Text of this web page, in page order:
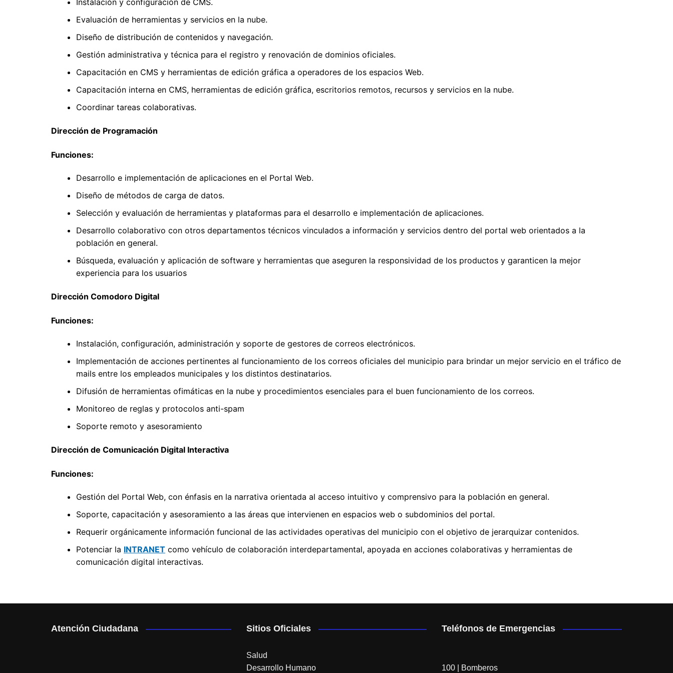
Molestos
Defensa del Consumidor
EnCoSep
Guardia Ambiental
Reclamos Licencia Nacional
de Conducir Profesional
Instalación y configuración de CMS.
Evaluación de herramientas y servicios en la nube.
Diseño de distribución de contenidos y navegación.
Gestión administrativa y técnica para el registro y renovación de dominios oficiales.
Capacitación en CMS y herramientas de edición gráfica a operadores de los espacios Web.
Capacitación interna en CMS, herramientas de edición gráfica, escritorios remotos, recursos y servicios en la nube.
Coordinar tareas colaborativas.
Dirección de Programación
Funciones:
Desarrollo e implementación de aplicaciones en el Portal Web.
Diseño de métodos de carga de datos.
Selección y evaluación de herramientas y plataformas para el desarrollo e implementación de aplicaciones.
Desarrollo colaborativo con otros departamentos técnicos vinculados a información y servicios dentro del portal web orientados a la
población en general.
Búsqueda, evaluación y aplicación de software y herramientas que aseguren la responsividad de los productos y garanticen la mejor
experiencia para los usuarios
Dirección Comodoro Digital
Funciones:
Instalación, configuración, administración y soporte de gestores de correos electrónicos.
Implementación de acciones pertinentes al funcionamiento de los correos oficiales del municipio para brindar un mejor servicio en el tráfico de
mails entre los empleados municipales y los distintos destinatarios.
Difusión de herramientas ofimáticas en la nube y procedimientos esenciales para el buen funcionamiento de los correos.
Monitoreo de reglas y protocolos anti-spam
Soporte remoto y asesoramiento
Dirección de Comunicación Digital Interactiva
Funciones:
Gestión del Portal Web, con énfasis en la narrativa orientada al acceso intuitivo y comprensivo para la población en general.
Soporte, capacitación y asesoramiento a las áreas que intervienen en espacios web o subdominios del portal.
Requerir orgánicamente información funcional de las actividades operativas del municipio con el objetivo de jerarquizar contenidos.
Potenciar la INTRANET como vehículo de colaboración interdepartamental, apoyada en acciones colaborativas y herramientas de
comunicación digital interactivas.
Atención Ciudadana Sitios Oficiales
Salud
Desarrollo Humano
Teléfonos de Emergencias
100 | Bomberos